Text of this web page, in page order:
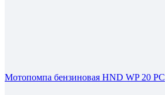
Мотопомпа бензиновая HND WP 20 PC